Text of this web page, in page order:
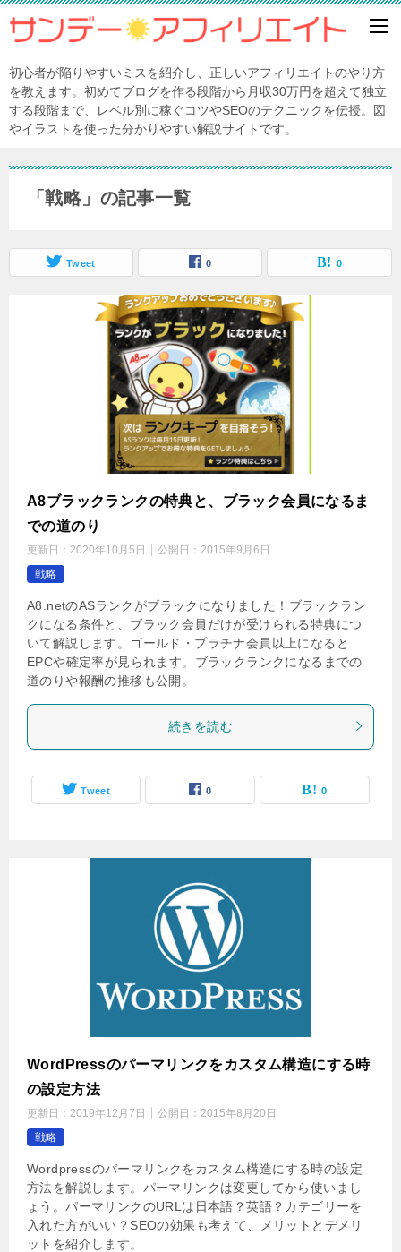
初心者が陥りやすいミスを紹介し、正しいアフィリエイトのやり方
を教えます。初めてブログを作る段階から月収30万円を超えて独立
する段階まで、レベル別に稼ぐコツやSEOのテクニックを伝授。図
やイラストを使った分かりやすい解説サイトです。
「戦略」の記事一覧
Tweet 0 0
A8ブラックランクの特典と、ブラック会員になるま
での道のり
更新日： 2020年10月5日 公開日： 2015年9月6日
戦略
A8.netのASランクがブラックになりました！ブラックラン
クになる条件と、ブラック会員だけが受けられる特典につ
いて解説します。ゴールド・プラチナ会員以上になると
EPCや確定率が見られます。ブラックランクになるまでの
道のりや報酬の推移も公開。
続きを読む
Tweet 0 0
WordPressのパーマリンクをカスタム構造にする時
の設定方法
更新日： 2019年12月7日 公開日： 2015年8月20日
戦略
Wordpressのパーマリンクをカスタム構造にする時の設定
方法を解説します。パーマリンクは変更してから使いまし
ょう。パーマリンクのURLは日本語？英語？カテゴリーを
入れた方がいい？SEOの効果も考えて、メリットとデメリ
ットを紹介します。